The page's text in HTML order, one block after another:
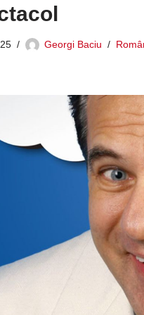
Georgi Baciu